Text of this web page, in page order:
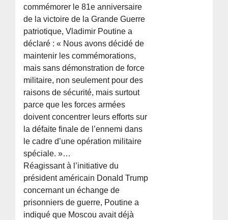
commémorer le 81e anniversaire
de la victoire de la Grande Guerre
patriotique, Vladimir Poutine a
déclaré : « Nous avons décidé de
maintenir les commémorations,
mais sans démonstration de force
militaire, non seulement pour des
raisons de sécurité, mais surtout
parce que les forces armées
doivent concentrer leurs efforts sur
la défaite finale de l’ennemi dans
le cadre d’une opération militaire
spéciale. »…
Réagissant à l’initiative du
président américain Donald Trump
concernant un échange de
prisonniers de guerre, Poutine a
indiqué que Moscou avait déjà